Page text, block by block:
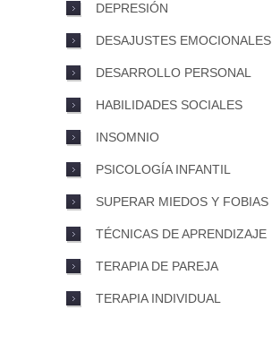
DEPRESIÓN
DESAJUSTES EMOCIONALES
DESARROLLO PERSONAL
HABILIDADES SOCIALES
INSOMNIO
PSICOLOGÍA INFANTIL
SUPERAR MIEDOS Y FOBIAS
TÉCNICAS DE APRENDIZAJE
TERAPIA DE PAREJA
TERAPIA INDIVIDUAL